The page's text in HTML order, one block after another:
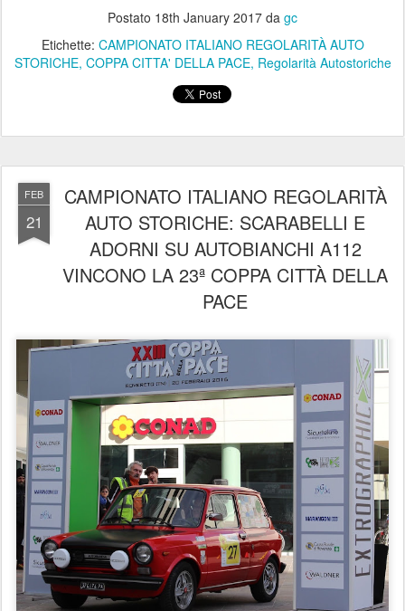
Postato 18th January 2017 da gc
Etichette: CAMPIONATO ITALIANO REGOLARITÀ AUTO
STORICHE COPPA CITTA' DELLA PACE Regolarità Autostoriche
FEB
21
CAMPIONATO ITALIANO REGOLARITÀ
AUTO STORICHE: SCARABELLI E
ADORNI SU AUTOBIANCHI A112
VINCONO LA 23ª COPPA CITTÀ DELLA
PACE